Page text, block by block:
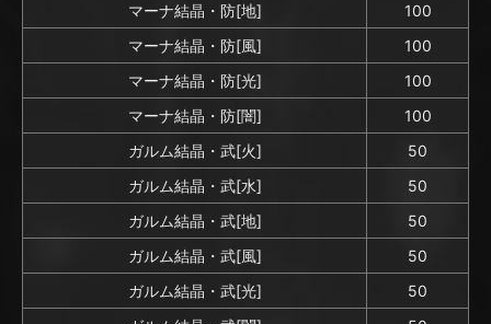
マーナ結晶・防[地]
100
マーナ結晶・防[風]
100
マーナ結晶・防[光]
100
マーナ結晶・防[闇]
100
ガルム結晶・武[火]
50
ガルム結晶・武[水]
50
ガルム結晶・武[地]
50
ガルム結晶・武[風]
50
ガルム結晶・武[光]
50